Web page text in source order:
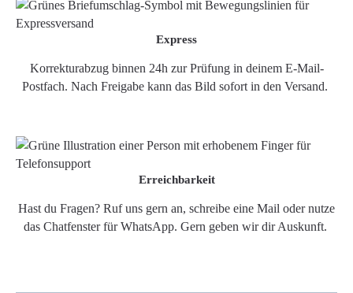
Express
Korrekturabzug binnen 24h zur Prüfung in deinem E-Mail-
Postfach. Nach Freigabe kann das Bild sofort in den Versand.
Erreichbarkeit
Hast du Fragen? Ruf uns gern an, schreibe eine Mail oder nutze
das Chatfenster für WhatsApp. Gern geben wir dir Auskunft.